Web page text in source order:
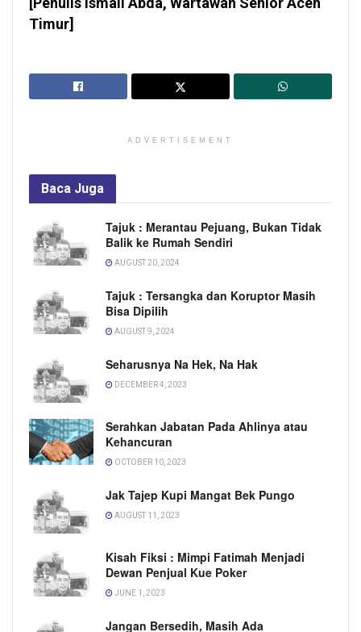
Timur]
ADVERTISEMENT
Baca Juga
Tajuk : Merantau Pejuang, Bukan Tidak
Balik ke Rumah Sendiri
AUGUST 20, 2024
Tajuk : Tersangka dan Koruptor Masih
Bisa Dipilih
AUGUST 9, 2024
Seharusnya Na Hek, Na Hak
DECEMBER 4, 2023
Serahkan Jabatan Pada Ahlinya atau
Kehancuran
OCTOBER 10, 2023
Jak Tajep Kupi Mangat Bek Pungo
AUGUST 11, 2023
Kisah Fiksi : Mimpi Fatimah Menjadi
Dewan Penjual Kue Poker
JUNE 1, 2023
Jangan Bersedih, Masih Ada